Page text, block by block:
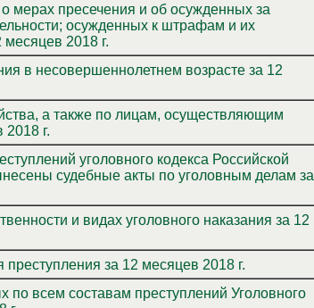
мерах пресечения и об осужденных за
осужденных к штрафам и их
2018 г.
в несовершеннолетнем возрасте за 12
а также по лицам, осуществляющим
г.
уголовного кодекса Российской
судебные акты по уголовным делам за
и видах уголовного наказания за 12
за 12 месяцев 2018 г.
по всем составам преступлений Уголовного